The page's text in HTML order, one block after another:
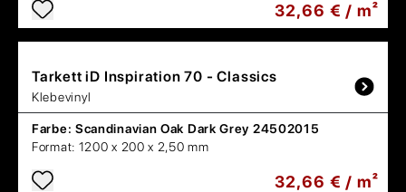
32,66 € / m²
Tarkett iD Inspiration 70 - Classics
Klebevinyl
Farbe: Scandinavian Oak Dark Grey 24502015
Format: 1200 x 200 x 2,50 mm
32,66 € / m²